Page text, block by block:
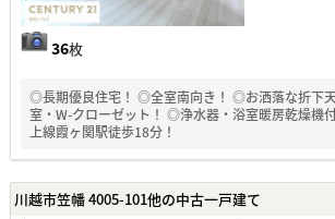
36枚
◎長期優良住宅！ ◎全室南向き！ ◎お洒落な折下
室・W-クローゼット！ ◎浄水器・浴室暖房乾燥機
上線霞ヶ関駅徒歩18分！
川越市笠幡 4005-101他の中古一戸建て